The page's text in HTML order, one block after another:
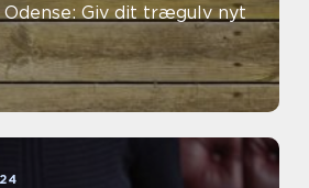
Odense: Giv dit trægulv nyt